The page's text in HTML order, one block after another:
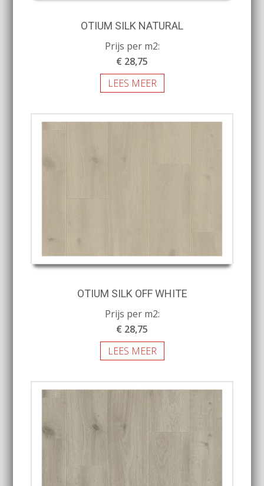
OTIUM SILK NATURAL
Prijs per m2:
€ 28,75
LEES MEER
OTIUM SILK OFF WHITE
Prijs per m2:
€ 28,75
LEES MEER